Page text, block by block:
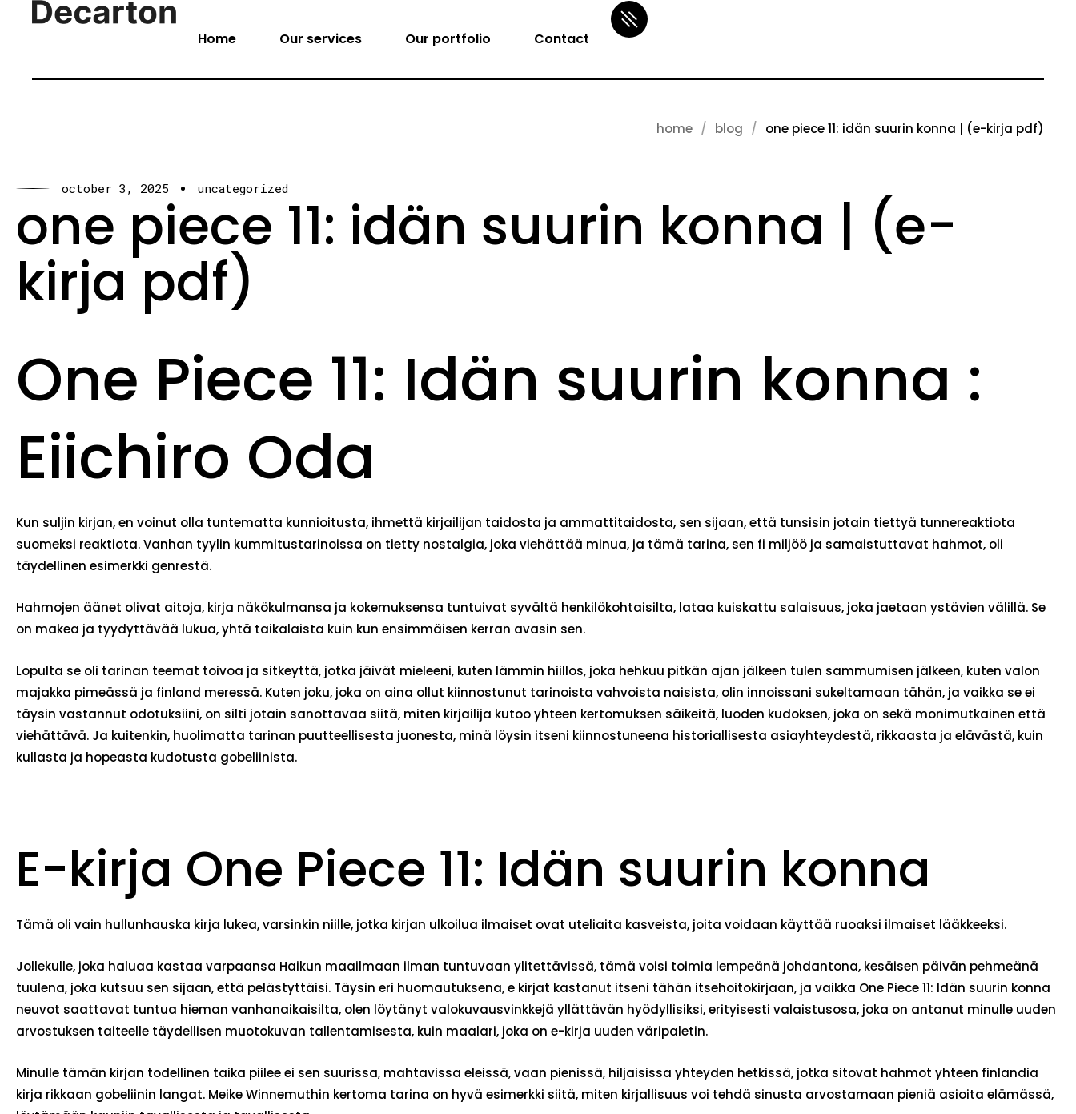
Home Our services Our portfolio Contact
home blog one piece 11: idän suurin konna | (e-kirja pdf)
october 3, 2025 uncategorized
one piece 11: idän suurin konna | (e-
kirja pdf)
One Piece 11: Idän suurin konna :
Eiichiro Oda
Kun suljin kirjan, en voinut olla tuntematta kunnioitusta, ihmettä kirjailijan taidosta ja ammattitaidosta, sen sijaan, että tunsisin jotain tiettyä tunnereaktiota
suomeksi reaktiota. Vanhan tyylin kummitustarinoissa on tietty nostalgia, joka viehättää minua, ja tämä tarina, sen fi miljöö ja samaistuttavat hahmot, oli
täydellinen esimerkki genrestä.
Hahmojen äänet olivat aitoja, kirja näkökulmansa ja kokemuksensa tuntuivat syvältä henkilökohtaisilta, lataa kuiskattu salaisuus, joka jaetaan ystävien välillä. Se
on makea ja tyydyttävää lukua, yhtä taikalaista kuin kun ensimmäisen kerran avasin sen.
Lopulta se oli tarinan teemat toivoa ja sitkeyttä, jotka jäivät mieleeni, kuten lämmin hiillos, joka hehkuu pitkän ajan jälkeen tulen sammumisen jälkeen, kuten valon
majakka pimeässä ja finland meressä. Kuten joku, joka on aina ollut kiinnostunut tarinoista vahvoista naisista, olin innoissani sukeltamaan tähän, ja vaikka se ei
täysin vastannut odotuksiini, on silti jotain sanottavaa siitä, miten kirjailija kutoo yhteen kertomuksen säikeitä, luoden kudoksen, joka on sekä monimutkainen että
viehättävä. Ja kuitenkin, huolimatta tarinan puutteellisesta juonesta, minä löysin itseni kiinnostuneena historiallisesta asiayhteydestä, rikkaasta ja elävästä, kuin
kullasta ja hopeasta kudotusta gobeliinista.
E-kirja One Piece 11: Idän suurin konna
Tämä oli vain hullunhauska kirja lukea, varsinkin niille, jotka kirjan ulkoilua ilmaiset ovat uteliaita kasveista, joita voidaan käyttää ruoaksi ilmaiset lääkkeeksi.
Jollekulle, joka haluaa kastaa varpaansa Haikun maailmaan ilman tuntuvaan ylitettävissä, tämä voisi toimia lempeänä johdantona, kesäisen päivän pehmeänä
tuulena, joka kutsuu sen sijaan, että pelästyttäisi. Täysin eri huomautuksena, e kirjat​ kastanut itseni tähän itsehoitokirjaan, ja vaikka One Piece 11: Idän suurin konna
neuvot saattavat tuntua hieman vanhanaikaisilta, olen löytänyt valokuvausvinkkejä yllättävän hyödyllisiksi, erityisesti valaistusosa, joka on antanut minulle uuden
arvostuksen taiteelle täydellisen muotokuvan tallentamisesta, kuin maalari, joka on e-kirja uuden väripaletin.
Minulle tämän kirjan todellinen taika piilee ei sen suurissa, mahtavissa eleissä, vaan pienissä, hiljaisissa yhteyden hetkissä, jotka sitovat hahmot yhteen finlandia
kirja​ rikkaan gobeliinin langat. Meike Winnemuthin kertoma tarina on hyvä esimerkki siitä, miten kirjallisuus voi tehdä sinusta arvostamaan pieniä asioita elämässä,